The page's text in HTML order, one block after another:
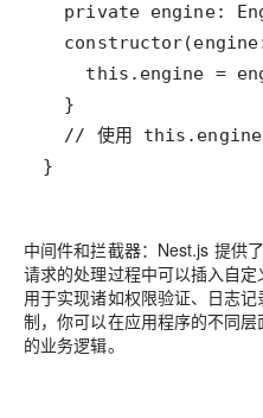
}
中间件和拦截器：Nest.js 提供
请求的处理过程中可以插入自
用于实现诸如权限验证、日志
制，你可以在应用程序的不同
的业务逻辑。